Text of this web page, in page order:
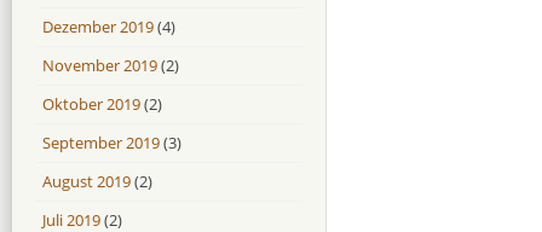
Dezember 2019(4)
November 2019(2)
Oktober 2019(2)
September 2019(3)
August 2019(2)
Juli 2019(2)